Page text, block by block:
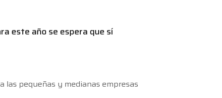
este año se espera que sí
las pequeñas y medianas empresas